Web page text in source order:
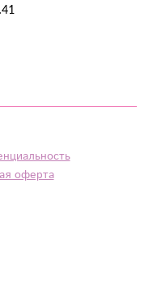
оферта